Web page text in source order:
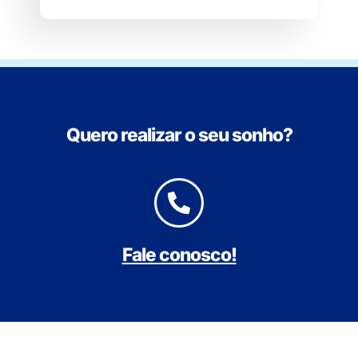
Quero realizar o seu sonho?
Fale conosco!